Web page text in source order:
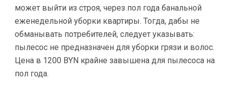
может выйти из строя, через пол года банальной
еженедельной уборки квартиры. Тогда, дабы не
обманывать потребителей, следует указывать:
пылесос не предназначен для уборки грязи и волос.
Цена в 1200 BYN крайне завышена для пылесоса на
пол года.